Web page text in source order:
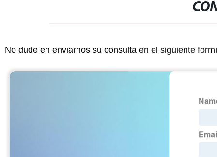
No dude en enviarnos su consulta en el siguiente